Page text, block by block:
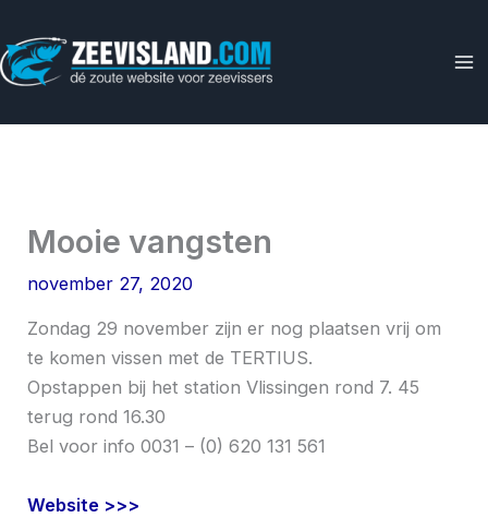
naar
de
Mooie vangsten
november 27, 2020
Zondag 29 november zijn er nog plaatsen vrij om
te komen vissen met de TERTIUS.
Opstappen bij het station Vlissingen rond 7. 45
terug rond 16.30
Bel voor info 0031 – (0) 620 131 561
Website >>>